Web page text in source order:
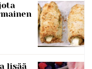
lisää